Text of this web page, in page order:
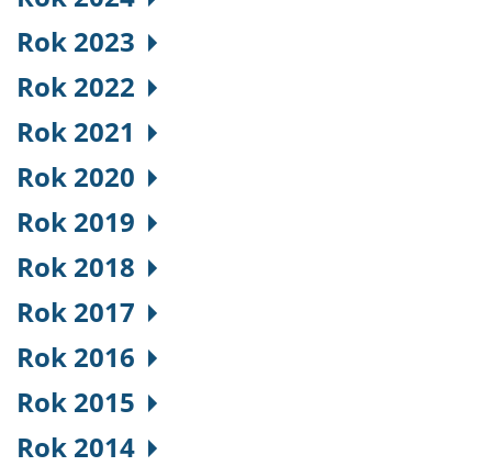
Rok 2023
Rok 2022
Rok 2021
Rok 2020
Rok 2019
Rok 2018
Rok 2017
Rok 2016
Rok 2015
Rok 2014